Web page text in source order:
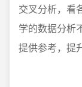
交叉分析，看
学的数据分析
提供参考，提